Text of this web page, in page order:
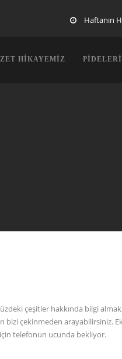
Haftanın
HIKAYEMIZ
çeşitler hakkında bilgi
bizi çekinmeden arayabilirsiniz.
için telefonun ucunda bekliyor.